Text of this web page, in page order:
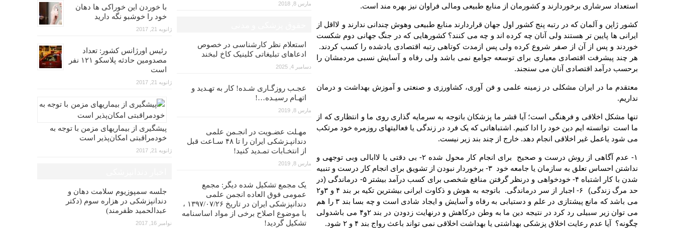
استعداد سرشاری برخوردارند و کشورمان از منابع طبیعی ومالی فراوان نیز بهره مند است.
کشور ژاپن و آلمان که در رتبه پنج کشور اول جهان قراردارند منابع طبیعی وهوش چندانی ندارند و لااقل از
ایرانی ها پایین تر هستند ولی آنان چه کرده اند و چه می کنند؟ کشورهایی که در جنگ جهانی دوم شکست
خوردند و پس از آن از صفر شروع کرده ولی پس ازمدت کوتاهی رتبه اقتصادی یادشده را کسب کردند.
هر چند پیشرفت اقتصادی معیاری برای توسعه جوامع نمی باشد ولی رفاه و آسایش نسبی مردمشان را
برحسب درآمد اقتصادی آنان می سنجند.
معتقدم ما در ایران مشکلی در زمینه علمی و فن آوری، کشاورزی و صنعتی و آموزش بهداشت و درمان
نداریم.
تنها مشکل اخلاقی و فرهنگی است؛ آیا قشر ما پزشکان باتوجه به سرمایه گذاری روی ما و انتظاری که از
ما است توانسته ایم دین خود را ادا کنیم. اشتباهاتی که یک فرد در زندگی یا فعالیتهای روزمره خود مرتکب
می شود یاعمل غیر اخلاقی انجام دهد. خارج از چند بند زیر نیست.
۱- عدم آگاهی از روش درست و صحیح برای انجام کار محول شده ۲- بی دقتی یا لاابالی وبی توجهی و
نداشتن احساس تعلق به سازمان یا جامعه خود ۳- برخوردار نبودن از تشویق برای انجام کار درست و تنبیه
شدن با کار اشتباه ۴- خودخواهی و درنظر گرفتن منافع شخصی برای کسب درآمد بیشتر ۵- درماندگی (در
حد مرگ زندگی) ۶- اجبار از سر درماندگی. باتوجه به هوش و ذکاوت ایرانی بیشترین تکیه بر بند ۴ و ۳و۲
می باشد که مانع پیشتازی در علم و دستیابی به رفاه و آسایش و ایجاد شادی است و چه بسا بند ۳ را هم
می توان زیر سبیلی رد کرد در نتیجه دین ما به وطن درکاهش و درنهایت زدودن در بند ۲و۴ می باشدولی
چگونه؟ آیا عدم رعایت اخلاق پزشکی بهداشتی یا بهداشت اخلاقی نمی تواند باعث رواج بند ۴ و ۲ شود.
مارس 8, 2018
استعلام نظر کارشناسی در خصوص
ادعاهای تبلیغاتی کلینیک کاخ لبخند
دسامبر 4, 2025
عجـب روزگـاری شـده! کار به تهـدید و
اتهـام رسیـده…!
مارس 8, 2019
مهـلت عضـویت در انجـمن علمی
دندانپـزشکی ایران را تا ۴۸ سـاعت قبل
از انتخـابات تمـدید کنید!
مارس 8, 2019
یک مجمع تشکیل شده دیگر: مجمع
عمومی فوق العاده انجمن علمی
دندانپزشکی ایران در تاریخ ۱۳۹۷/۰۷/۲۶ ،
با موضوع اصلاح برخی از مواد اساسنامه
تشکیل گردید!
با خوردن این خوراکی ها دهان
خود را خوشبو نگه دارید
ژانویه 21, 2017
رئیس اورژانس کشور: تعداد
مصدومین حادثه پلاسکو ۱۲۱ نفر
است
ژانویه 21, 2017
پیشگیری از بیماریهای مزمن با توجه به
خودمراقبتی امکان‌پذیر است
ژانویه 21, 2017
جلسه سمپوزیوم سلامت دهان و
دندانپزشکی در هزاره سوم (دکتر
عبدالحمید ظفرمند)
نوامبر 16, 2017